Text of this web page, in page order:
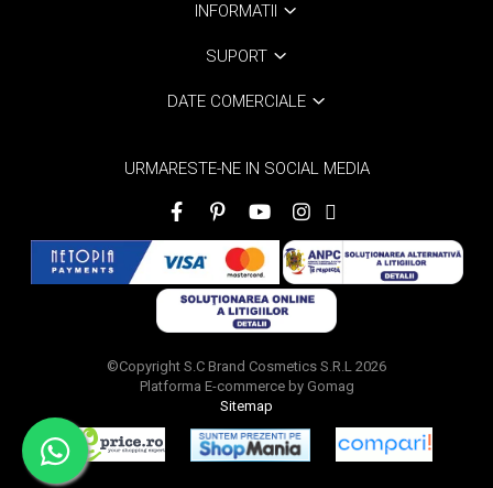
INFORMATII
SUPORT
DATE COMERCIALE
URMARESTE-NE IN SOCIAL MEDIA
©Copyright S.C Brand Cosmetics S.R.L 2026
Platforma E-commerce by Gomag
Sitemap